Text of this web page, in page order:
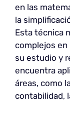
en las
la
Esta técnica
complejos en
su estudio y
encuentra
áreas, como
contabilidad,